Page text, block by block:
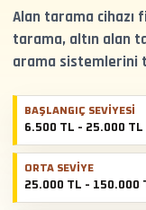
Alan tarama cihazı
tarama, altın alan
arama sistemlerini
BAŞLANGIÇ SEVIYESI
6.500 TL - 25.000 TL
ORTA SEVIYE
25.000 TL - 150.000